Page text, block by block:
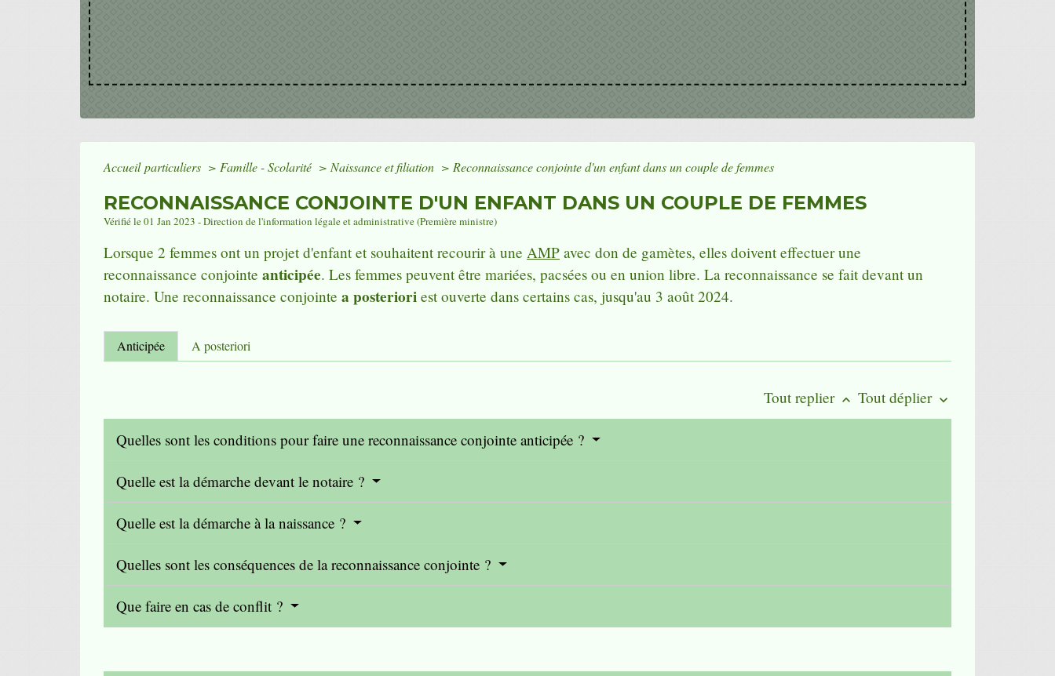
Accueil particuliers > Famille - Scolarité > Naissance et filiation > Reconnaissance conjointe d'un enfant dans un couple de femmes
RECONNAISSANCE CONJOINTE D'UN ENFANT DANS UN COUPLE DE FEMMES
Vérifié le 01 Jan 2023 - Direction de l'information légale et administrative (Première ministre)
Lorsque 2 femmes ont un projet d'enfant et souhaitent recourir à une AMP avec don de gamètes, elles doivent effectuer une
reconnaissance conjointe anticipée. Les femmes peuvent être mariées, pacsées ou en union libre. La reconnaissance se fait devant un
notaire. Une reconnaissance conjointe a posteriori est ouverte dans certains cas, jusqu'au 3 août 2024.
Anticipée A posteriori
Tout replier keyboard_arrow_up Tout déplier keyboard_arrow_down
Quelles sont les conditions pour faire une reconnaissance conjointe anticipée ?
Quelle est la démarche devant le notaire ?
Quelle est la démarche à la naissance ?
Quelles sont les conséquences de la reconnaissance conjointe ?
Que faire en cas de conflit ?